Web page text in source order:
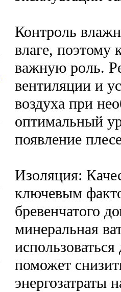
Контроль
влаге, поэтому
важную роль.
вентиляции и
воздуха при
оптимальный
появление
Изоляция:
ключевым
бревенчатого
минеральная
поможет
энергозатраты